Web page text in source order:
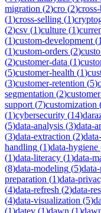
migration (2)cro (2)
(1)cross-selling (1)
(2)csv (1)culture (1)
(1)custom-development (1
(1)custom-orders (2)
(2)customer-data (1)
(5)customer-health (1)
(3)customer-retention (5)
segmentation (2)
support (7)customization
(1)cybersecurity (14)
(5)data-analysis (3)data-
(3)data-extraction (2)
handling (1)data-hygiene
(1)data-literacy (1)data-
(8)data-modeling (5)
preparation (1)data-
(4)data-refresh (2)data-
(4)data-visualization (5)
(1)datev (1)dawn (1)